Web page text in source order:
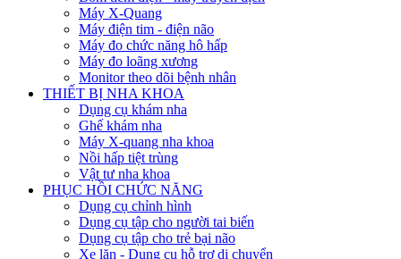
Máy X-Quang
Máy điện tim - điện não
Máy đo chức năng hô hấp
Máy đo loãng xương
Monitor theo dõi bệnh nhân
THIẾT BỊ NHA KHOA
Dụng cụ khám nha
Ghế khám nha
Máy X-quang nha khoa
Nồi hấp tiệt trùng
Vật tư nha khoa
PHỤC HỒI CHỨC NĂNG
Dụng cụ chỉnh hình
Dụng cụ tập cho người tai biến
Dụng cụ tập cho trẻ bại não
Xe lăn - Dụng cụ hỗ trợ di chuyển